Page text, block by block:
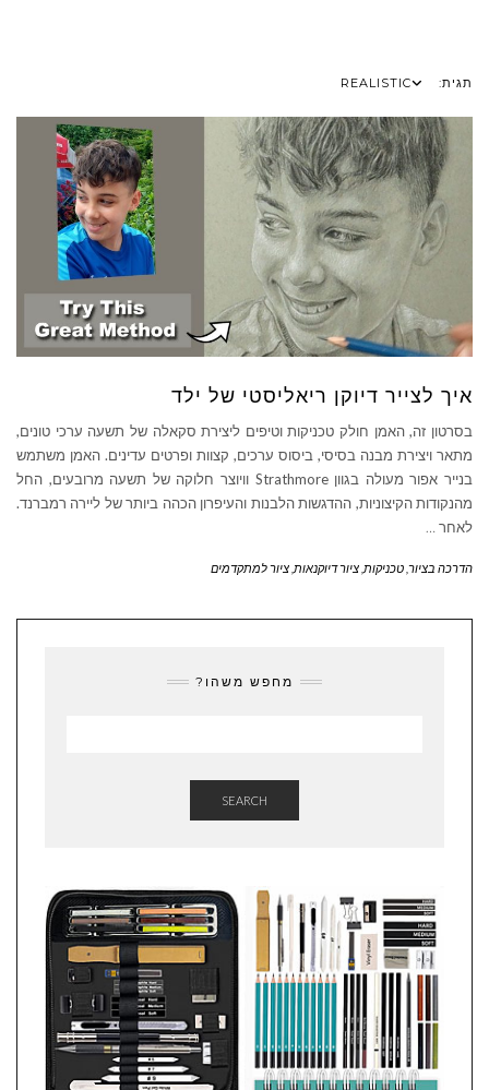
תגית: REALISTIC
איך לצייר דיוקן ריאליסטי של ילד
בסרטון זה, האמן חולק טכניקות וטיפים ליצירת סקאלה של תשעה ערכי טונים,
מתאר ויצירת מבנה בסיסי, ביסוס ערכים, קצוות ופרטים עדינים. האמן משתמש
בנייר אפור מעולה בגוון Strathmore וויוצר חלוקה של תשעה מרובעים, החל
מהנקודות הקיצוניות, ההדגשות הלבנות והעיפרון הכהה ביותר של ליירה רמברנד.
לאחר …
הדרכה בציור טכניקות ציור דיוקנאות ציור למתקדמים
מחפש משהו?
SEARCH